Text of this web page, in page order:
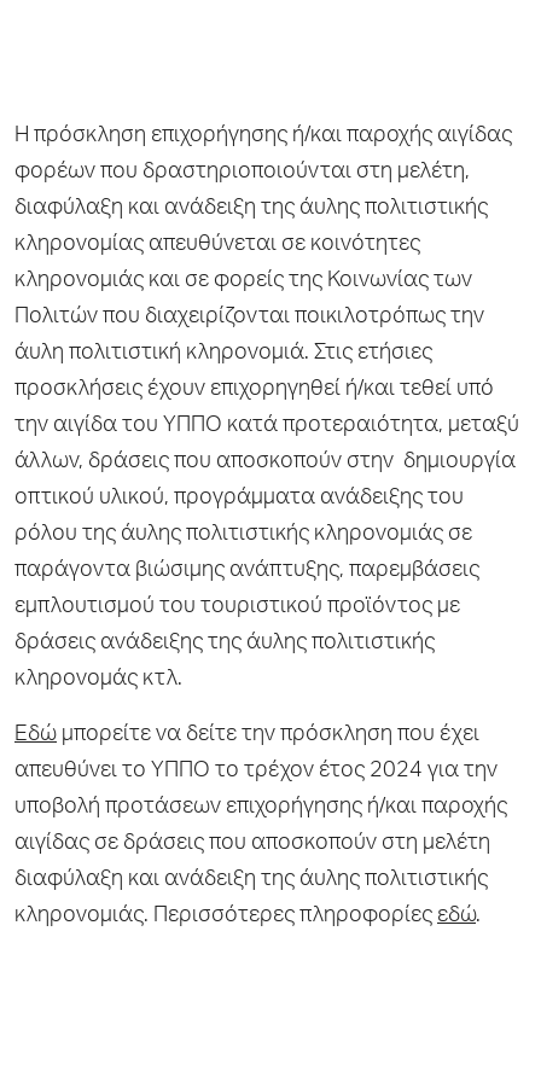
Η πρόσκληση επιχορήγησης ή/και παροχής αιγίδας
φορέων που δραστηριοποιούνται στη μελέτη,
διαφύλαξη και ανάδειξη της άυλης πολιτιστικής
κληρονομίας απευθύνεται σε κοινότητες
κληρονομιάς και σε φορείς της Κοινωνίας των
Πολιτών που διαχειρίζονται ποικιλοτρόπως την
άυλη πολιτιστική κληρονομιά. Στις ετήσιες
προσκλήσεις έχουν επιχορηγηθεί ή/και τεθεί υπό
την αιγίδα του ΥΠΠΟ κατά προτεραιότητα, μεταξύ
άλλων, δράσεις που αποσκοπούν στην δημιουργία
οπτικού υλικού, προγράμματα ανάδειξης του
ρόλου της άυλης πολιτιστικής κληρονομιάς σε
παράγοντα βιώσιμης ανάπτυξης, παρεμβάσεις
εμπλουτισμού του τουριστικού προϊόντος με
δράσεις ανάδειξης της άυλης πολιτιστικής
κληρονομάς κτλ.
Εδώ μπορείτε να δείτε την πρόσκληση που έχει
απευθύνει το ΥΠΠΟ το τρέχον έτος 2024 για την
υποβολή προτάσεων επιχορήγησης ή/και παροχής
αιγίδας σε δράσεις που αποσκοπούν στη μελέτη
διαφύλαξη και ανάδειξη της άυλης πολιτιστικής
κληρονομιάς. Περισσότερες πληροφορίες εδώ.